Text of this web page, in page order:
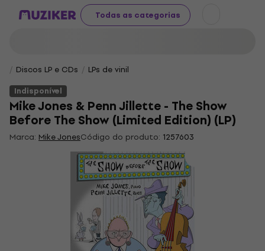
Todas as categorias
Discos LP e CDs
LPs de vinil
Indisponível
Mike Jones & Penn Jillette - The Show
Before The Show (Limited Edition) (LP)
Marca: Mike JonesCódigo do produto: 1257603